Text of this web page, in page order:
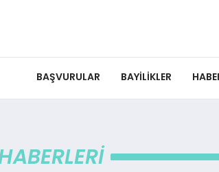
BAŞVURULAR BAYILIKLER